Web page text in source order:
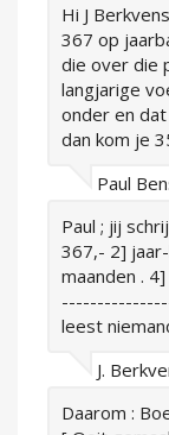
Hi J
367 op
die over die
langjarige
onder en
dan kom je
Paul
Paul ; jij
367,- 2]
maanden .
leest
J.
Daarom :